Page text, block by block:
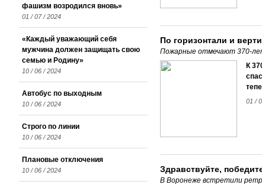
По горизонтали и
Пожарные отмечают 370-
К
01 /
Здравствуйте,
В Воронеже встретили
фашизм возродился вновь»
01 / 07 / 2024
«Каждый уважающий себя
мужчина должен защищать свою
семью и Родину»
10 / 06 / 2024
Автобус по выходным
10 / 06 / 2024
Строго по линии
10 / 06 / 2024
Плановые отключения
10 / 06 / 2024